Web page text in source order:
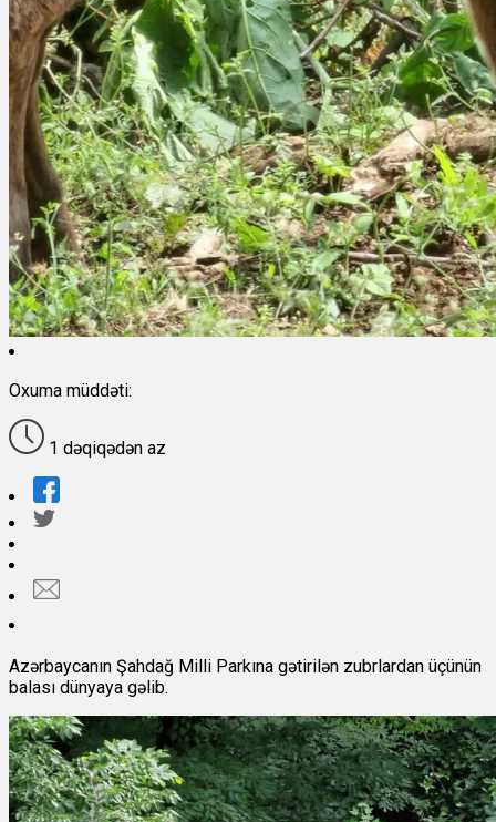
Oxuma müddəti:
1 dəqiqədən az
Azərbaycanın Şahdağ Milli Parkına gətirilən zubrlardan üçünün
balası dünyaya gəlib.